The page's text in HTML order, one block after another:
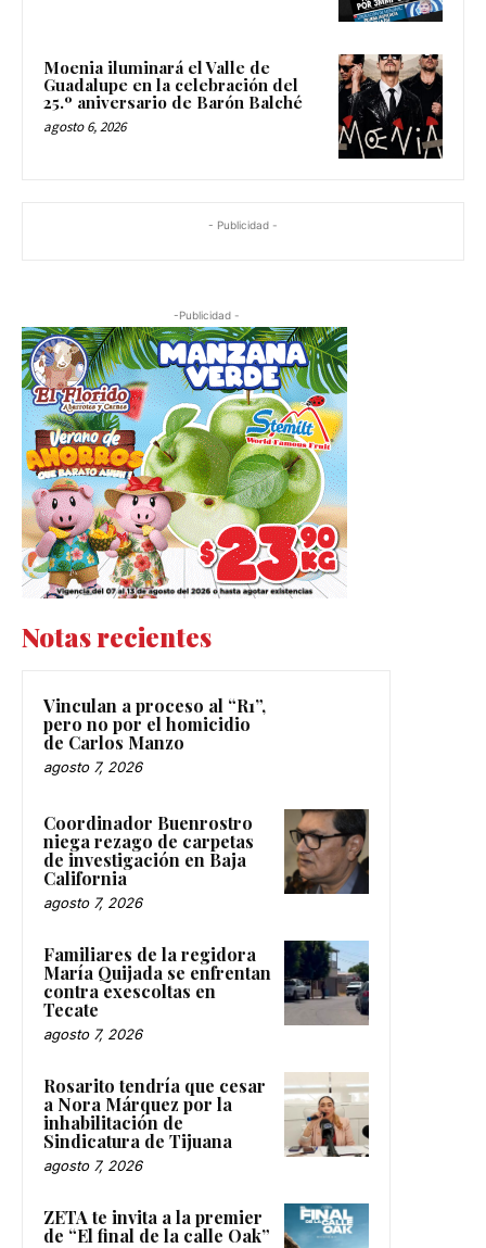
Moenia iluminará el Valle de
Guadalupe en la celebración del
25.º aniversario de Barón Balché
agosto 6, 2026
- Publicidad -
-Publicidad -
Notas recientes
Vinculan a proceso al “R1”,
pero no por el homicidio
de Carlos Manzo
agosto 7, 2026
Coordinador Buenrostro
niega rezago de carpetas
de investigación en Baja
California
agosto 7, 2026
Familiares de la regidora
María Quijada se enfrentan
contra exescoltas en
Tecate
agosto 7, 2026
Rosarito tendría que cesar
a Nora Márquez por la
inhabilitación de
Sindicatura de Tijuana
agosto 7, 2026
ZETA te invita a la premier
de “El final de la calle Oak”